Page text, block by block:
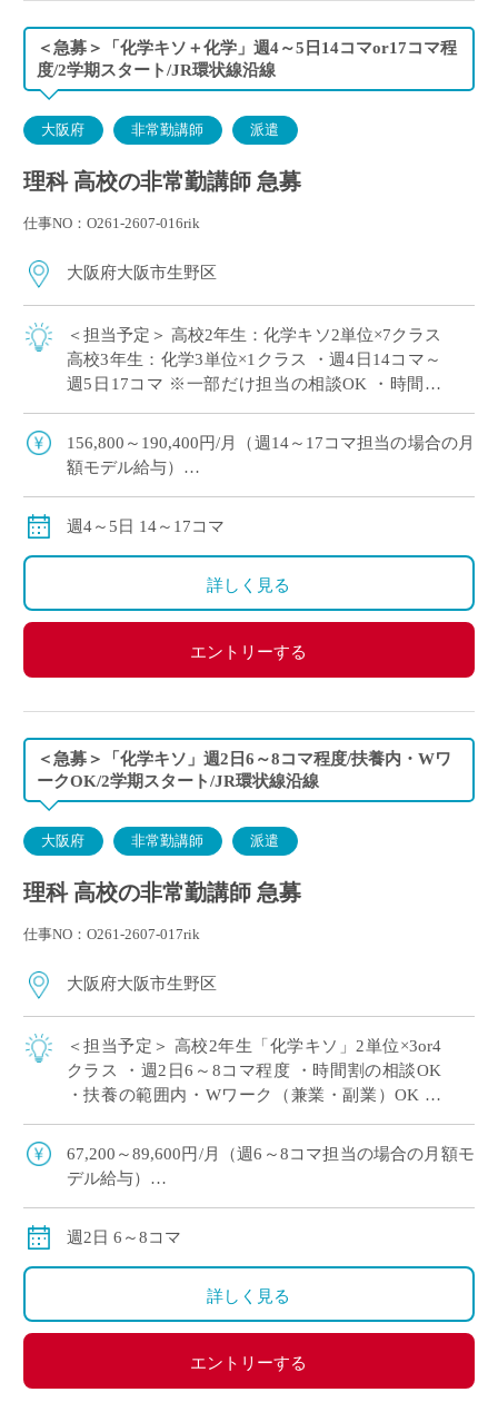
＜急募＞「化学キソ＋化学」週4～5日14コマor17コマ程
度/2学期スタート/JR環状線沿線
大阪府 非常勤講師 派遣
理科 高校の非常勤講師 急募
仕事NO：O261-2607-016rik
大阪府大阪市生野区
＜担当予定＞ 高校2年生：化学キソ2単位×7クラス
高校3年生：化学3単位×1クラス ・週4日14コマ～
週5日17コマ ※一部だけ担当の相談OK ・時間割
科の非常勤講師で勤務 […]
156,800～190,400円/月（週14～17コマ担当の場合の月
額モデル給与）
※月の途中からご勤務開始の場合は、日割計算になり
週4～5日 14～17コマ
詳しく見る
エントリーする
＜急募＞「化学キソ」週2日6～8コマ程度/扶養内・Wワ
ークOK/2学期スタート/JR環状線沿線
大阪府 非常勤講師 派遣
理科 高校の非常勤講師 急募
仕事NO：O261-2607-017rik
大阪府大阪市生野区
＜担当予定＞ 高校2年生「化学キソ」2単位×3or4
クラス ・週2日6～8コマ程度 ・時間割の相談OK
・扶養の範囲内・Wワーク（兼業・副業）OK ・
師で勤務いただける方を募集 […]
67,200～89,600円/月（週6～8コマ担当の場合の月額モ
デル給与）
※月の途中からご勤務開始の場合は、日割計算になり
週2日 6～8コマ
詳しく見る
エントリーする